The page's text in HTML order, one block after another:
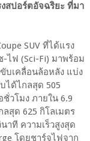
สปอร์ตอัจฉริยะ ที่มา
SUV ที่ได้แรง
ไฟ (Sci-Fi) มาพร้อม
บเคลื่อนล้อหลัง แบ่ง
ได้ไกลสุด 505
ชั่วโมง ภายใน 6.9
สุด 625 กิโลเมตร
าที ความเร็วสูงสุด
โดยชาร์จไฟจาก